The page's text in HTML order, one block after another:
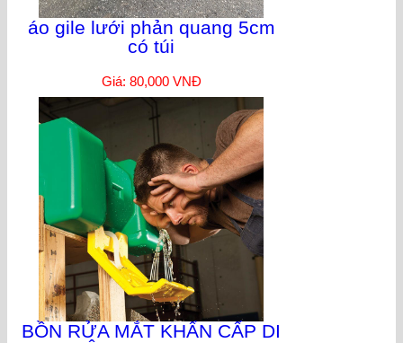
áo gile lưới phản quang 5cm
có túi
Giá: 80,000 VNĐ
BỒN RỬA MẮT KHẨN CẤP DI